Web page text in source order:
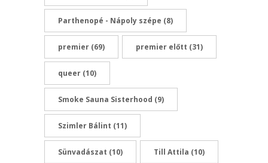
Parthenopé - Nápoly szépe (8)
premier (69) premier előtt (31)
queer (10)
Smoke Sauna Sisterhood (9)
Szimler Bálint (11)
Sünvadászat (10) Till Attila (10)